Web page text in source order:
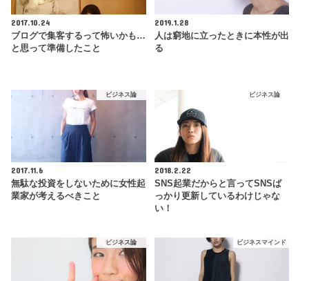
2017.10.24
ブログで集客するって怖いかも…
と思って準備したこと
2019.1.28
人は窮地に立ったときに本性が出
る
ビジネス論
2017.11.6
無駄な投資をしないために女性起
業家が考えるべきこと
ビジネス論
2018.2.22
SNS起業だからと言ってSNSば
っかり更新しているわけじゃな
い！
ビジネス論 ビジネスマインド